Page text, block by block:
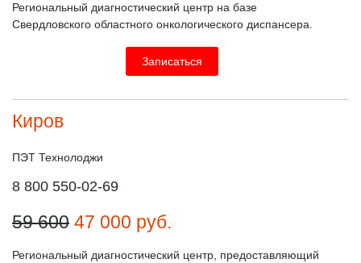
Региональный диагностический центр на базе
Свердловского областного онкологического диспансера.
Записаться
Киров
ПЭТ Технолоджи
8 800 550-02-69
59 600 47 000 руб.
Региональный диагностический центр, предоставляющий